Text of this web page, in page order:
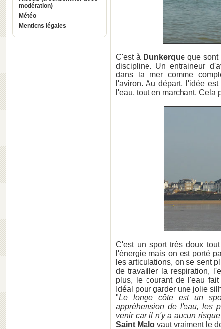
modération)
Météo
Mentions légales
C'est à Dunkerque que sont
discipline. Un entraineur
dans la mer comme
l'aviron. Au départ, l'idée
l'eau, tout en marchant. Cela
C'est un sport très doux
l'énergie mais on est porté
les articulations, on se sent
de travailler la respiration,
plus, le courant de l'eau
Idéal pour garder une jolie
"Le longe côte est un
appréhension de l'eau, les
venir car il n'y a aucun
Saint Malo vaut vraiment le